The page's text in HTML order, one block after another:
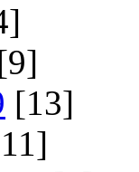
[13]